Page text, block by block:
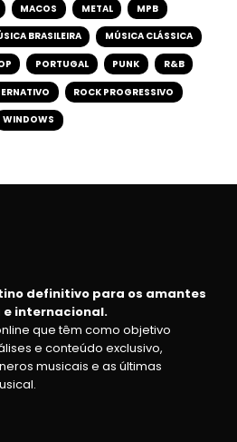
MACOS METAL MPB
BRASILEIRA MÚSICA CLÁSSICA
PORTUGAL PUNK R&B
ROCK PROGRESSIVO
WINDOWS
definitivo para os amantes
internacional.
que têm como objetivo
e conteúdo exclusivo,
musicais e as últimas